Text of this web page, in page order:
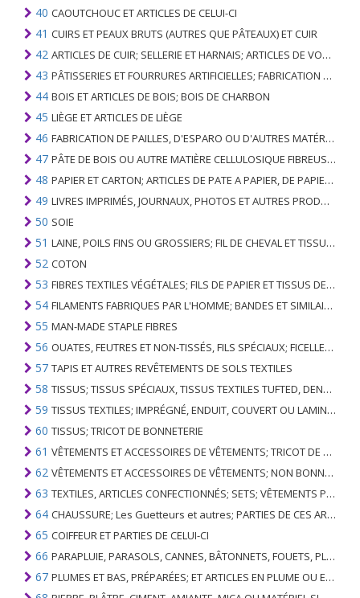
40 CAOUTCHOUC ET ARTICLES DE CELUI-CI
41 CUIRS ET PEAUX BRUTS (AUTRES QUE PÂTEAUX) ET CUIR
42 ARTICLES DE CUIR; SELLERIE ET ​​HARNAIS; ARTICLES DE VOYAGE, SACS À MAIN ET RÉCIPIENTS ANALOGUES; ARTICLES DE GUT ANIMAL (AUTRE QUE GUT DE SOIE-VERT)
43 PÂTISSERIES ET FOURRURES ARTIFICIELLES; FABRICATION DE CELLES-CI
44 BOIS ET ARTICLES DE BOIS; BOIS DE CHARBON
45 LIÈGE ET ARTICLES DE LIÈGE
46 FABRICATION DE PAILLES, D'ESPARO OU D'AUTRES MATÉRIAUX DE COULÉE; BASKETWARE ET WICKERWORK
47 PÂTE DE BOIS OU AUTRE MATIÈRE CELLULOSIQUE FIBREUSE; PAPIER OU CARTON RÉCUPÉRÉ (DÉCHETS ET DÉCHETS)
48 PAPIER ET CARTON; ARTICLES DE PATE A PAPIER, DE PAPIER OU DE CARTON
49 LIVRES IMPRIMÉS, JOURNAUX, PHOTOS ET AUTRES PRODUITS DE L'INDUSTRIE DE L'IMPRIMERIE; MANUSCRITS, TYPESCRIPTS ET PLANS
50 SOIE
51 LAINE, POILS FINS OU GROSSIERS; FIL DE CHEVAL ET TISSU TISSÉ
52 COTON
53 FIBRES TEXTILES VÉGÉTALES; FILS DE PAPIER ET TISSUS DE FILS DE PAPIER
54 FILAMENTS FABRIQUES PAR L'HOMME; BANDES ET SIMILAIRES DE MATIERES TEXTILES SYNTHETIQUES
55 MAN-MADE STAPLE FIBRES
56 OUATES, FEUTRES ET NON-TISSÉS, FILS SPÉCIAUX; FICELLES, CORDES, CORDES, CÂBLES ET ARTICLES ASSOCIÉS
57 TAPIS ET AUTRES REVÊTEMENTS DE SOLS TEXTILES
58 TISSUS; TISSUS SPÉCIAUX, TISSUS TEXTILES TUFTED, DENTELLE, TAPISSERIES, GARNITURES, BRODERIES
59 TISSUS TEXTILES; IMPRÉGNÉ, ENDUIT, COUVERT OU LAMINÉ; ARTICLES TEXTILES D'UN TYPE ADAPTÉ À L'USAGE INDUSTRIEL
60 TISSUS; TRICOT DE BONNETERIE
61 VÊTEMENTS ET ACCESSOIRES DE VÊTEMENTS; TRICOT DE BONNETERIE
62 VÊTEMENTS ET ACCESSOIRES DE VÊTEMENTS; NON BONNETERIE
63 TEXTILES, ARTICLES CONFECTIONNÉS; SETS; VÊTEMENTS PORTÉS ET ARTICLES TEXTILES USÉS; RAGS
64 CHAUSSURE; Les Guetteurs et autres; PARTIES DE CES ARTICLES
65 COIFFEUR ET PARTIES DE CELUI-CI
66 PARAPLUIE, PARASOLS, CANNES, BÂTONNETS, FOUETS, PLANTES DE CONDUITE; ET LEURS PARTIES
67 PLUMES ET BAS, PRÉPARÉES; ET ARTICLES EN PLUME OU EN BAS; FLEURS ARTIFICIELLES; ARTICLES DE CHEVEUX HUMAINS